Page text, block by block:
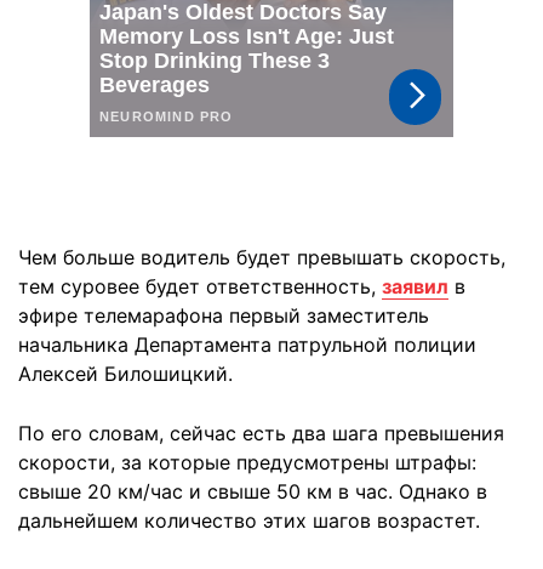
Чем больше водитель будет превышать скорость,
тем суровее будет ответственность, заявил в
эфире телемарафона первый заместитель
начальника Департамента патрульной полиции
Алексей Билошицкий.
По его словам, сейчас есть два шага превышения
скорости, за которые предусмотрены штрафы:
свыше 20 км/час и свыше 50 км в час. Однако в
дальнейшем количество этих шагов возрастет.